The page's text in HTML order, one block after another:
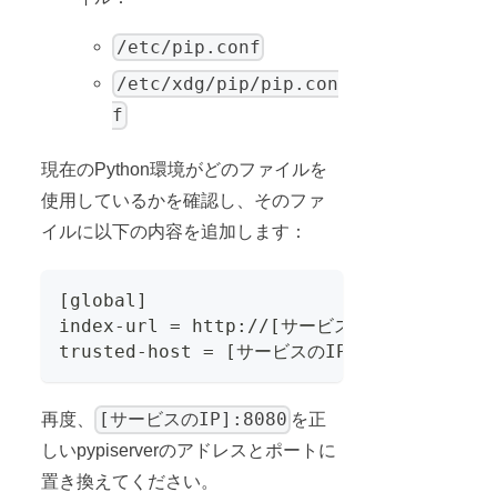
/etc/pip.conf
/etc/xdg/pip/pip.con
f
現在のPython環境がどのファイルを
使用しているかを確認し、そのファ
イルに以下の内容を追加します：
[global]
index-url = http://[サービスのIP]:8080/
trusted-host = [サービスのIP]
再度、 [サービスのIP]:8080 を正
しいpypiserverのアドレスとポートに
置き換えてください。